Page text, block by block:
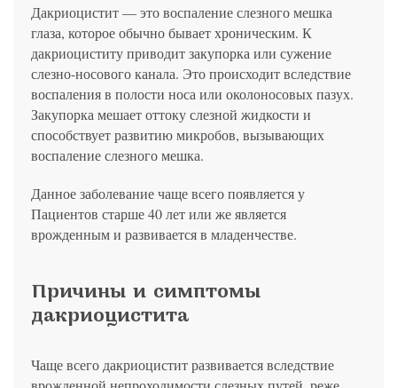
Дакриоцистит — это воспаление слезного мешка
глаза, которое обычно бывает хроническим. К
дакриоциститу приводит закупорка или сужение
слезно-носового канала. Это происходит вследствие
воспаления в полости носа или околоносовых пазух.
Закупорка мешает оттоку слезной жидкости и
способствует развитию микробов, вызывающих
воспаление слезного мешка.
Данное заболевание чаще всего появляется у
Пациентов старше 40 лет или же является
врожденным и развивается в младенчестве.
Причины и симптомы
дакриоцистита
Чаще всего дакриоцистит развивается вследствие
Яндекс Google 2GIS Zoon
Yell ПроДокторов
Я соглашаюсь на получение рассылки в соответствии с ФЗ от
13.03.2006 №38-ФЗ на условиях и для целей, определенных
политикой конфиденциальности
Записаться
Беликовой Е.И.
+7 991 098-78-29
Елена, персональный менеджер
13.03.2006 №38-ФЗ на условиях и для целей, определенных
политикой конфиденциальности
Записаться
Отправить
Я соглашаюсь на получение рассылки в соответствии с ФЗ от
13.03.2006 №38-ФЗ на условиях и для целей, определенных
политикой конфиденциальности
Отправить
Нажимая на кнопку «Отправить», вы даете согласие
на обработкуперсональных данных
Я соглашаюсь на получение рассылки в соответствии с ФЗ от
13.03.2006 №38-ФЗ на условиях и для целей, определенных
политикой конфиденциальности
Отправить